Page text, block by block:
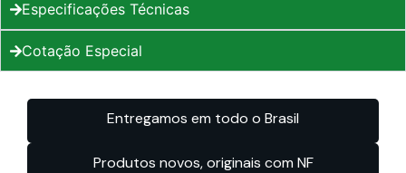
Especificações Técnicas
Cotação Especial
Entregamos em todo o Brasil
Produtos novos, originais com NF